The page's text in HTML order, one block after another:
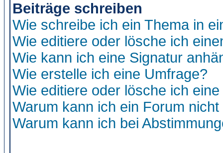
Beiträge schreiben
Wie schreibe ich ein Thema in
Wie editiere oder lösche ich
Wie kann ich eine Signatur
Wie erstelle ich eine Umfrage?
Wie editiere oder lösche ich
Warum kann ich ein Forum
Warum kann ich bei